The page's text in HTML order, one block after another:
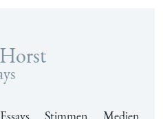
Essays Stimmen
Medien